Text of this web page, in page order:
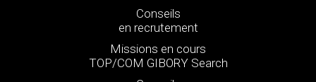
Conseils
en recrutement
Missions en cours
TOP/COM GIBORY Search